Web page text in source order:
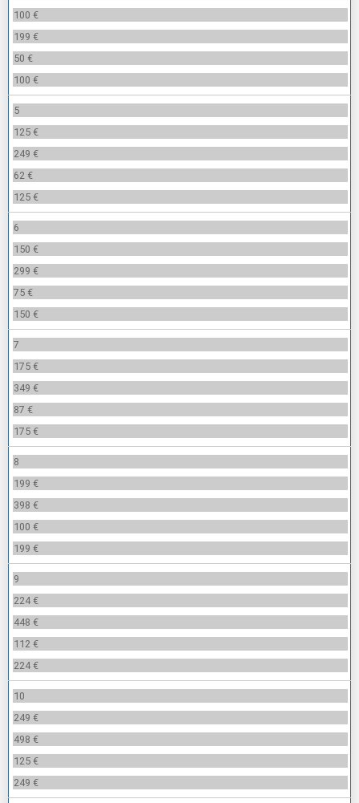
100 €
199 €
50 €
100 €
5
125 €
249 €
62 €
125 €
6
150 €
299 €
75 €
150 €
7
175 €
349 €
87 €
175 €
8
199 €
398 €
100 €
199 €
9
224 €
448 €
112 €
224 €
10
249 €
498 €
125 €
249 €